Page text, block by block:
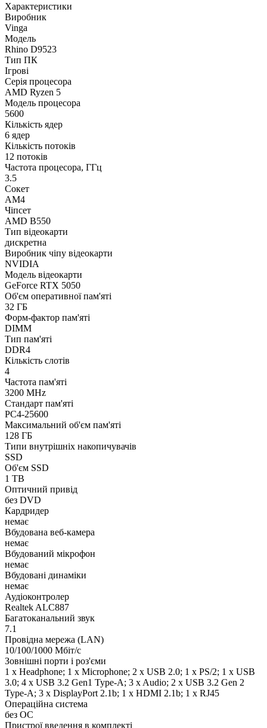
Характеристики
Виробник
Vinga
Модель
Rhino D9523
Тип ПК
Ігрові
Серія процесора
AMD Ryzen 5
Модель процесора
5600
Кількість ядер
6 ядер
Кількість потоків
12 потоків
Частота процесора, ГГц
3.5
Сокет
AM4
Чіпсет
AMD B550
Тип відеокарти
дискретна
Виробник чіпу відеокарти
NVIDIA
Модель відеокарти
GeForce RTX 5050
Об'єм оперативної пам'яті
32 ГБ
Форм-фактор пам'яті
DIMM
Тип пам'яті
DDR4
Кількість слотів
4
Частота пам'яті
3200 MHz
Стандарт пам'яті
PC4-25600
Максимальний об'єм пам'яті
128 ГБ
Типи внутрішніх накопичувачів
SSD
Об'єм SSD
1 TB
Оптичний привід
без DVD
Кардридер
немає
Вбудована веб-камера
немає
Вбудований мікрофон
немає
Вбудовані динаміки
немає
Аудіоконтролер
Realtek ALC887
Багатоканальний звук
7.1
Провідна мережа (LAN)
10/100/1000 Мбіт/с
Зовнішні порти і роз'єми
1 x Нeadphone; 1 х Microphone; 2 x USB 2.0; 1 x PS/2; 1 x USB
3.0; 4 x USB 3.2 Gen1 Type-A; 3 x Audio; 2 x USB 3.2 Gen 2
Type-A; 3 x DisplayPort 2.1b; 1 x HDMI 2.1b; 1 x RJ45
Операційна система
без ОС
Пристрої введення в комплекті